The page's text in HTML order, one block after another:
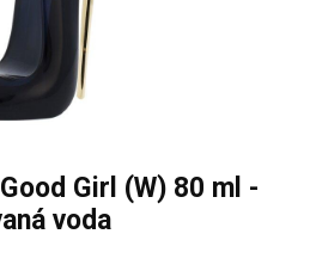
Girl (W) 80 ml -
voda